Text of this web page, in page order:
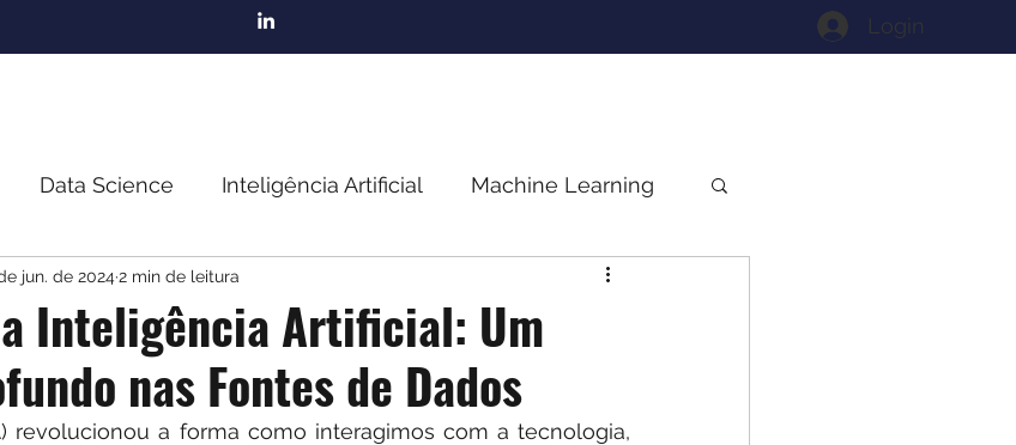
Login
Data Science Inteligência Artificial Machine Learning
Inteligência Artificial: Um
nas Fontes de Dados
jun. de 2024 2 min de leitura
revolucionou a forma como interagimos com a tecnologia,